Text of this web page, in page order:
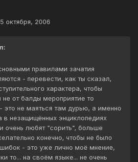
5 октября, 2006
правилами зачатия
- перевести, как ты сказал,
характера, чтобы
от балды мероприятие то
это не маяться там дурью, а именно
в незащищённых энциклопедиях
очень любят "сорить", больше
конечно, чтобы не было
- это уже лично моё мнение,
то... на своём языке... не очень